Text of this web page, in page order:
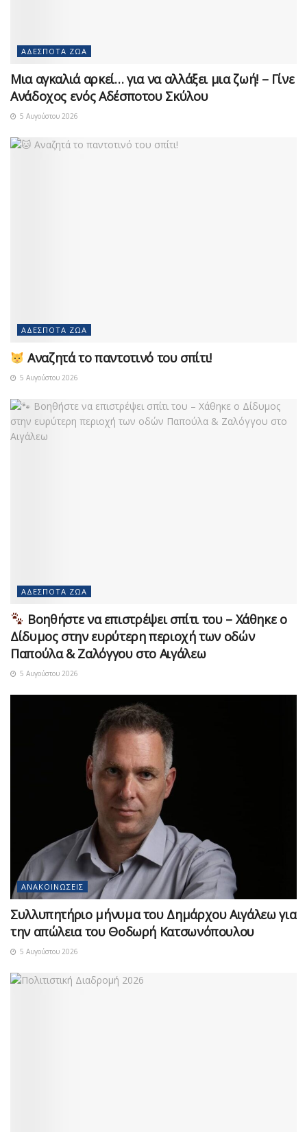
ΑΔΈΣΠΟΤΑ ΖΏΑ
Μια αγκαλιά αρκεί… για να αλλάξει μια ζωή! – Γίνε
Ανάδοχος ενός Αδέσποτου Σκύλου
5 Αυγούστου 2026
ΑΔΈΣΠΟΤΑ ΖΏΑ
Αναζητά το παντοτινό του σπίτι!
5 Αυγούστου 2026
ΑΔΈΣΠΟΤΑ ΖΏΑ
Βοηθήστε να επιστρέψει σπίτι του – Χάθηκε ο
Δίδυμος στην ευρύτερη περιοχή των οδών
Παπούλα & Ζαλόγγου στο Αιγάλεω
5 Αυγούστου 2026
ΑΝΑΚΟΙΝΏΣΕΙΣ
Συλλυπητήριο μήνυμα του Δημάρχου Αιγάλεω για
την απώλεια του Θοδωρή Κατσωνόπουλου
5 Αυγούστου 2026